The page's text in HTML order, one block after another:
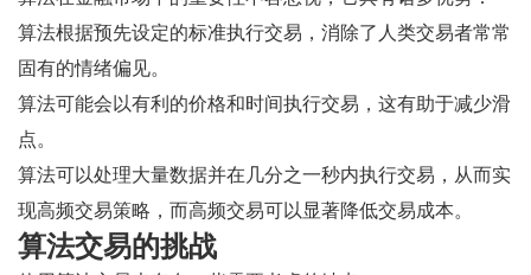
算法根据预先设定的标准执行交易，消除了人类交易者常常
固有的情绪偏见。
算法可能会以有利的价格和时间执行交易，这有助于减少滑
点。
算法可以处理大量数据并在几分之一秒内执行交易，从而实
现高频交易策略，而高频交易可以显著降低交易成本。
算法交易的挑战